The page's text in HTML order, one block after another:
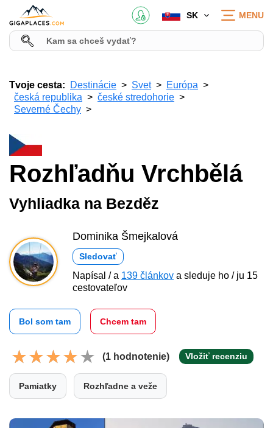
SK MENU
Tvoje cesta: Destinácie Svet
Európa
česká republika
české stredohorie
Severné Čechy
Rozhľadňu Vrchbělá
Vyhliadka na Bezděz
Dominika Šmejkalová
Sledovať
Napísal / a 139 článkov a sleduje ho / ju 15
cestovateľov
Bol som tam Chcem tam
(1 hodnotenie) Vložiť recenziu
Pamiatky Rozhľadne a veže